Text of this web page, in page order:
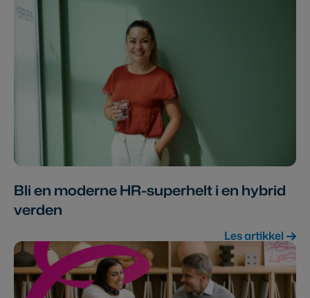
Bli en moderne HR-superhelt i en hybrid
verden
Les artikkel